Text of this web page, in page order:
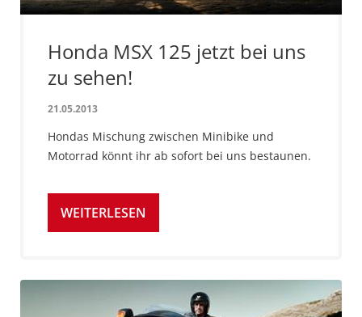
Honda MSX 125 jetzt bei uns
zu sehen!
21.05.2013
Hondas Mischung zwischen Minibike und
Motorrad könnt ihr ab sofort bei uns bestaunen.
WEITERLESEN